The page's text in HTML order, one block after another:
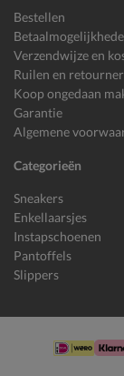
Bestellen
Verzendwijze en
Ruilen en
Koop ongedaan
Garantie
Algemene
Categorieën
Sneakers
Enkellaarsjes
Instapschoenen
Pantoffels
Slippers